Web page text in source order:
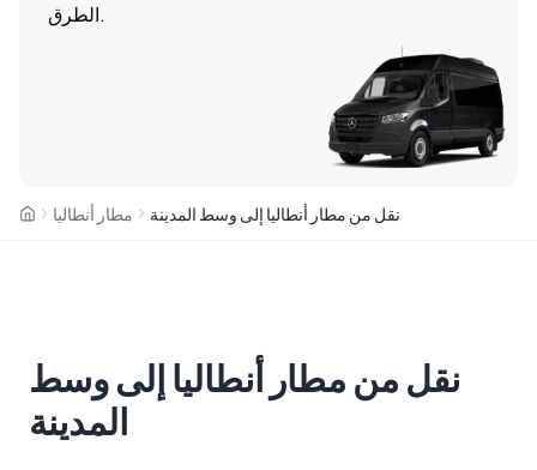
الطرق.
مطار أنطاليا نقل من مطار أنطاليا إلى وسط المدينة
نقل من مطار أنطاليا إلى وسط
المدينة